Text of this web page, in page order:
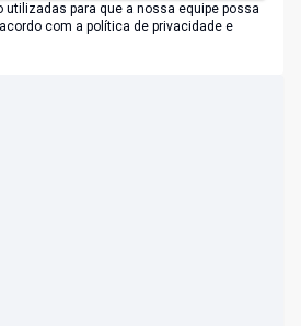
para que a nossa equipe possa
com a política de privacidade e